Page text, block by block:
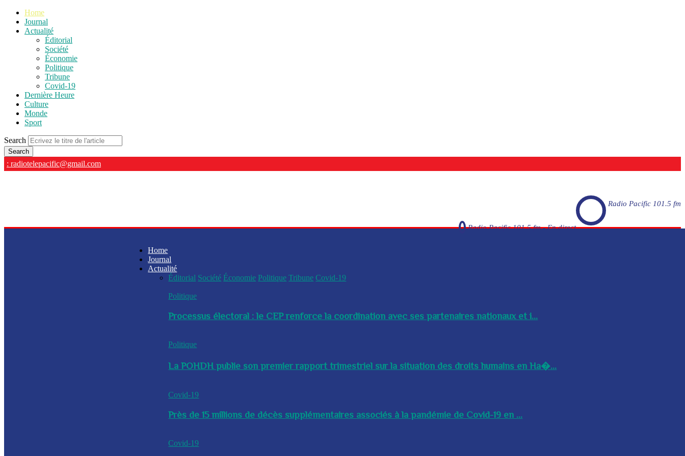
Home
Journal
Actualité
Éditorial
Société
Économie
Politique
Tribune
Covid-19
Dernière Heure
Culture
Monde
Sport
Search
: radiotelepacific@gmail.com
Radio Pacific 101.5 fm
Radio Pacific 101.5 fm - En direct
Home
Journal
Actualité
Éditorial Société Économie Politique Tribune Covid-19
Politique
Processus électoral : le CEP renforce la coordination avec ses partenaires nationaux et i...
Politique
La POHDH publie son premier rapport trimestriel sur la situation des droits humains en Ha�...
Covid-19
Près de 15 millions de décès supplémentaires associés à la pandémie de Covid-19 en ...
Covid-19